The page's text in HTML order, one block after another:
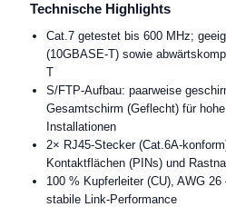
Technische Highlights
Cat.7 getestet bis 600 MHz;
(10GBASE-T) sowie
T
S/FTP-Aufbau: paarweise
Gesamtschirm (Geflecht) für
Installationen
2× RJ45-Stecker (Cat.6A-
Kontaktflächen (PINs) und
100 % Kupferleiter (CU), AWG
stabile Link-Performance